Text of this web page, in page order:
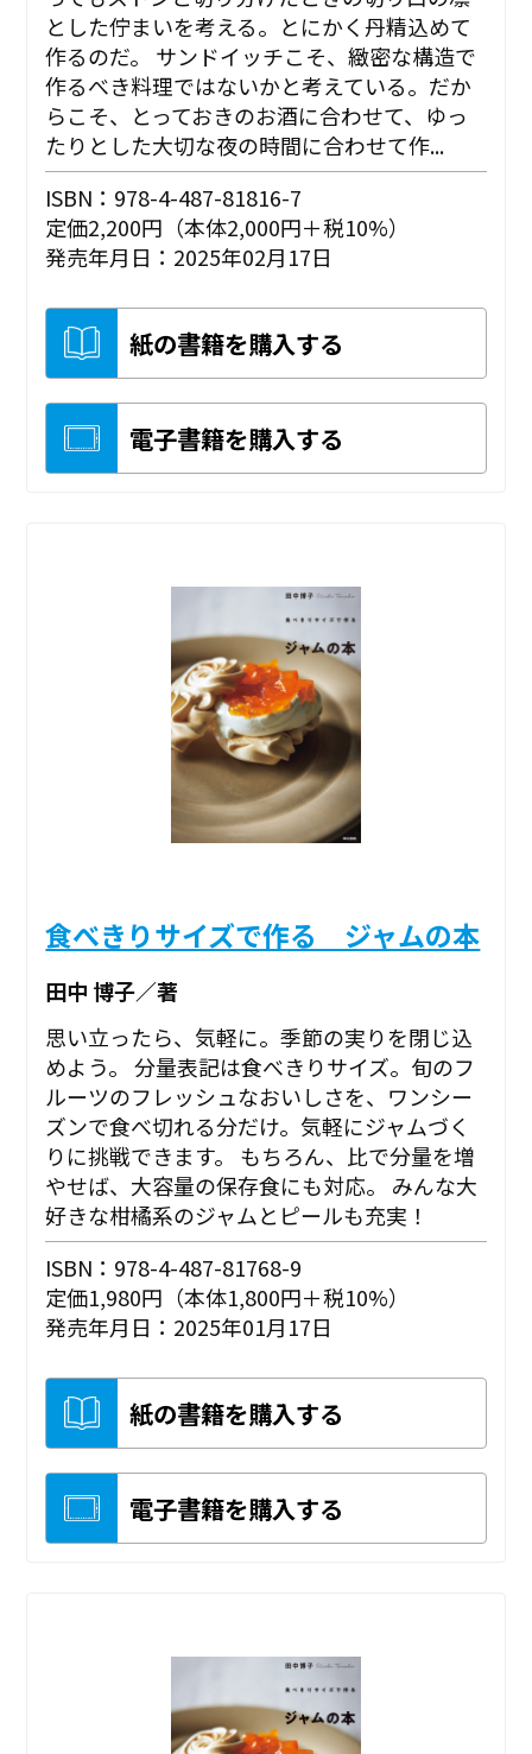
とした佇まいを考える。とにかく丹精込めて
作るのだ。 サンドイッチこそ、緻密な構造で
作るべき料理ではないかと考えている。だか
らこそ、とっておきのお酒に合わせて、ゆっ
たりとした大切な夜の時間に合わせて作...
ISBN：978-4-487-81816-7
定価2,200円（本体2,000円＋税10%）
発売年月日：2025年02月17日
紙の書籍を購入する
電子書籍を購入する
食べきりサイズで作る ジャムの本
田中 博子／著
思い立ったら、気軽に。季節の実りを閉じ込
めよう。 分量表記は食べきりサイズ。旬のフ
ルーツのフレッシュなおいしさを、ワンシー
ズンで食べ切れる分だけ。気軽にジャムづく
りに挑戦できます。 もちろん、比で分量を増
やせば、大容量の保存食にも対応。 みんな大
好きな柑橘系のジャムとピールも充実！
ISBN：978-4-487-81768-9
定価1,980円（本体1,800円＋税10%）
発売年月日：2025年01月17日
紙の書籍を購入する
電子書籍を購入する